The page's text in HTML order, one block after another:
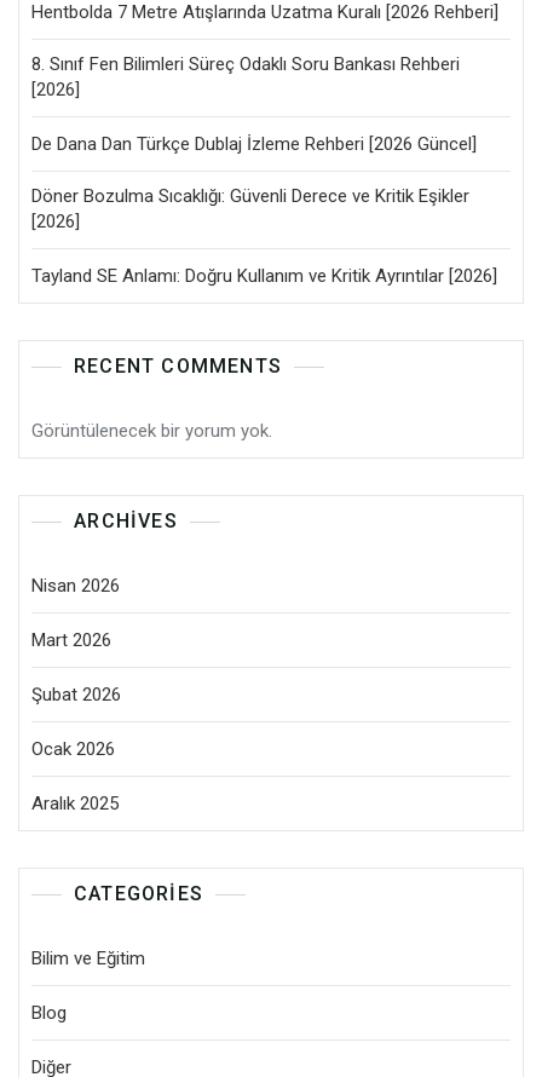
Hentbolda 7 Metre Atışlarında Uzatma Kuralı [2026 Rehberi]
8. Sınıf Fen Bilimleri Süreç Odaklı Soru Bankası Rehberi
[2026]
De Dana Dan Türkçe Dublaj İzleme Rehberi [2026 Güncel]
Döner Bozulma Sıcaklığı: Güvenli Derece ve Kritik Eşikler
[2026]
Tayland SE Anlamı: Doğru Kullanım ve Kritik Ayrıntılar [2026]
RECENT COMMENTS
Görüntülenecek bir yorum yok.
ARCHIVES
Nisan 2026
Mart 2026
Şubat 2026
Ocak 2026
Aralık 2025
CATEGORIES
Bilim ve Eğitim
Blog
Diğer